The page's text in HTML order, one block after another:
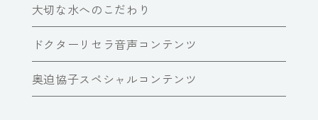
大切な水へのこだわり
ドクターリセラ音声コンテンツ
奥迫協子スペシャルコンテンツ